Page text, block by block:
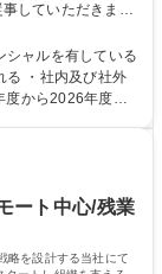
していただきま
に関係する各種業
将来のキャリアを
での現場育成や研
ャルを有している
る ・社内及び社外
による自然災害の
まっています。
貢献してまいりま
ート中心/残業
略を設計する当社にて